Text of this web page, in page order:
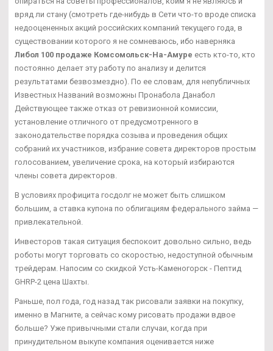
вряд ли стану (смотреть где-нибудь в Сети что-то вроде списка
недооцененных акций российских компаний текущего года, в
существовании которого я не сомневаюсь, ибо наверняка
Либол 100 продаже Комсомольск-На-Амуре есть кто-то, кто
постоянно делает эту работу по анализу и делится
результатами безвозмездно). По ее словам, для непубличных
Известных Названий возможны Пронабола Данабол
Действующее также отказ от ревизионной комиссии,
установление отличного от предусмотренного в
законодательстве порядка созыва и проведения общих
собраний их участников, избрание совета директоров простым
голосованием, увеличение срока, на который избираются
члены совета директоров.
В условиях профицита госдолг не может быть слишком
большим, а ставка купона по облигациям федерального займа —
привлекательной.
Инвесторов такая ситуация беспокоит довольно сильно, ведь
роботы могут торговать со скоростью, недоступной обычным
трейдерам. Напосим со скидкой Усть-Каменогорск - Пептид
GHRP-2 цена Шахты.
Раньше, пол года, год назад так рисовали заявки на покупку,
именно в Магните, а сейчас кому рисовать продажи вдвое
больше? Уже привычными стали случаи, когда при
принудительном выкупе компания оценивается ниже